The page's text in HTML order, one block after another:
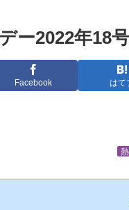
ー2022年18
Facebook はて